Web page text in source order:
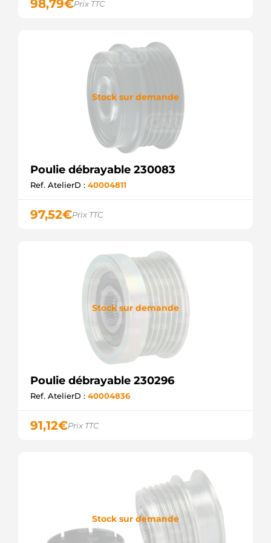
98,79€Prix TTC
Stock sur demande
Poulie débrayable 230083
Ref. AtelierD : 40004811
97,52€Prix TTC
Stock sur demande
Poulie débrayable 230296
Ref. AtelierD : 40004836
91,12€Prix TTC
Stock sur demande